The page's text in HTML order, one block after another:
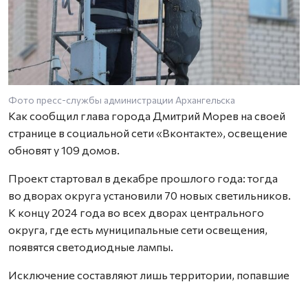
Фото пресс-службы администрации Архангельска
Как сообщил глава города Дмитрий Морев на своей
странице в социальной сети «Вконтакте», освещение
обновят у 109 домов.
Проект стартовал в декабре прошлого года: тогда
во дворах округа установили 70 новых светильников.
К концу 2024 года во всех дворах центрального
округа, где есть муниципальные сети освещения,
появятся светодиодные лампы.
Исключение составляют лишь территории, попавшие